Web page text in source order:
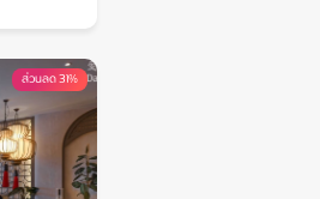
ส่วนลด 31%